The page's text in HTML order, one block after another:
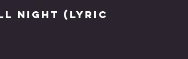
Night (Lyric